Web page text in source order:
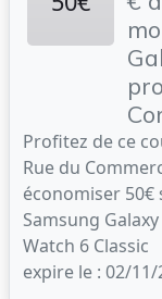
Profitez de ce
Rue du
économiser 50€
Samsung
Watch 6 Classic
expire le : 02/11/